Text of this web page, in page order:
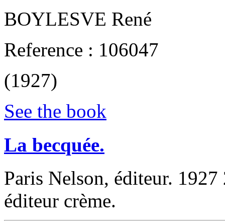
‎BOYLESVE René‎
Reference : 106047
(1927)
See the book
‎La becquée.‎
‎Paris Nelson, éditeur.
éditeur crème. ‎